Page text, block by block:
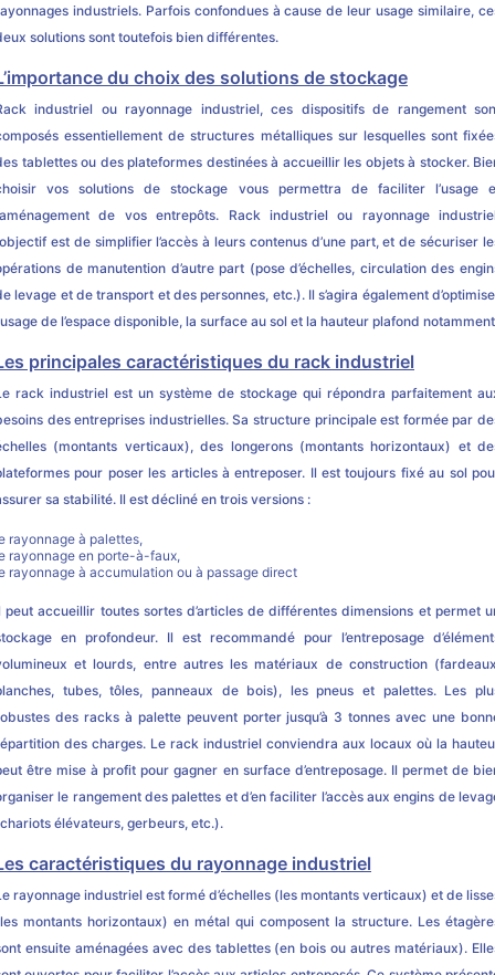
industriels. Parfois confondues à cause de leur usage similaire,
solutions sont toutefois bien différentes.
du choix des solutions de stockage
industriel ou rayonnage industriel, ces dispositifs de rangement
essentiellement de structures métalliques sur lesquelles sont
tablettes ou des plateformes destinées à accueillir les objets à stocker.
vos solutions de stockage vous permettra de faciliter l’usage
de vos entrepôts. Rack industriel ou rayonnage
est de simplifier l’accès à leurs contenus d’une part, et de sécuriser
de manutention d’autre part (pose d’échelles, circulation des
levage et de transport et des personnes, etc.). Il s’agira également
de l’espace disponible, la surface au sol et la hauteur plafond
principales caractéristiques du rack industriel
rack industriel est un système de stockage qui répondra parfaitement
des entreprises industrielles. Sa structure principale est formée par
(montants verticaux), des longerons (montants horizontaux) et
pour poser les articles à entreposer. Il est toujours fixé au sol
sa stabilité. Il est décliné en trois versions :
rayonnage à palettes,
rayonnage en porte-à-faux,
rayonnage à accumulation ou à passage direct
peut accueillir toutes sortes d’articles de différentes dimensions et permet
en profondeur. Il est recommandé pour l’entreposage
et lourds, entre autres les matériaux de construction
tubes, tôles, panneaux de bois), les pneus et palettes. Les
des racks à palette peuvent porter jusqu’à 3 tonnes avec une
des charges. Le rack industriel conviendra aux locaux où la
être mise à profit pour gagner en surface d’entreposage. Il permet de
le rangement des palettes et d’en faciliter l’accès aux engins de
élévateurs, gerbeurs, etc.).
caractéristiques du rayonnage industriel
rayonnage industriel est formé d’échelles (les montants verticaux) et de
montants horizontaux) en métal qui composent la structure. Les
ensuite aménagées avec des tablettes (en bois ou autres matériaux).